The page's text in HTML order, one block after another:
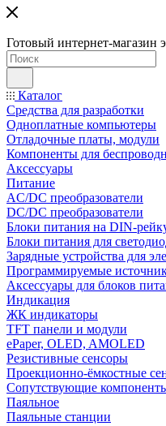
Готовый интернет-магазин
Каталог
Средства для разработки
Одноплатные компьютеры
Отладочные платы, модули
Компоненты для
Аксессуары
Питание
AC/DC преобразователи
DC/DC преобразователи
Блоки питания на DIN-
Блоки питания для
Зарядные устройства для
Программируемые
Аксессуары для блоков
Индикация
ЖК индикаторы
TFT панели и модули
ePaper, OLED, AMOLED
Резистивные сенсоры
Проекционно-ёмкостные
Сопутствующие
Паяльное
Паяльные станции